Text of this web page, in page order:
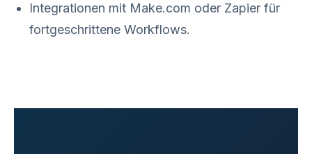
Integrationen mit Make.com oder Zapier für
fortgeschrittene Workflows.